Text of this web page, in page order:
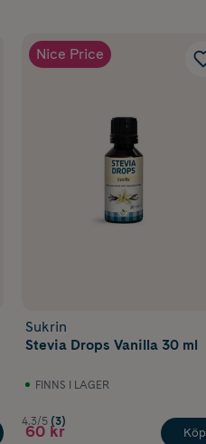
Nice Price
Sukrin
Stevia Drops Vanilla 30 ml
FINNS I LAGER
4.3/5 (3)
60 kr Köp